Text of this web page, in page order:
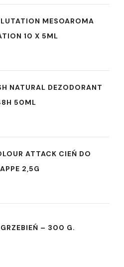
MESOAROMA
10 X 5ML
NATURAL DEZODORANT
50ML
ATTACK CIEŃ DO
2,5G
– 300 G.